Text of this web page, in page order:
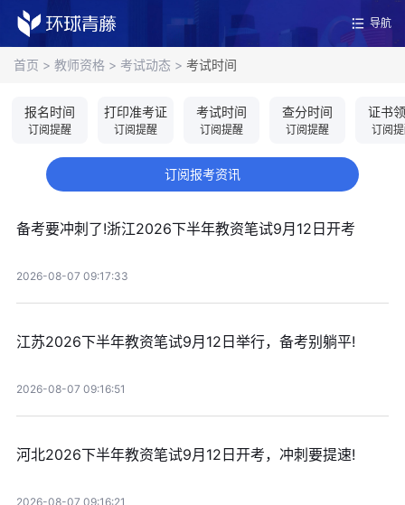
导航
首页 > 教师资格 > 考试动态 > 考试时间
报名时间
订阅提醒
打印准考证
订阅提醒
考试时间
订阅提醒
查分时间
订阅提醒
证书
订阅
订阅报考资讯
备考要冲刺了!浙江2026下半年教资笔试9月12日开考
2026-08-07 09:17:33
江苏2026下半年教资笔试9月12日举行，备考别躺平!
2026-08-07 09:16:51
河北2026下半年教资笔试9月12日开考，冲刺要提速!
2026-08-07 09:16:21